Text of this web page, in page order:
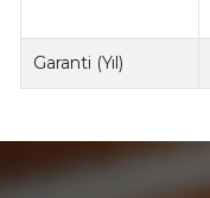
Garanti (Yıl)